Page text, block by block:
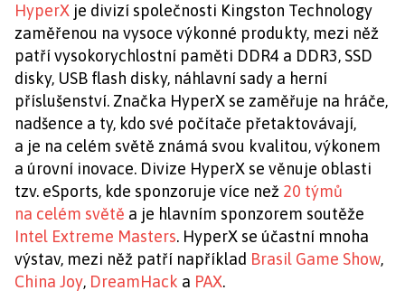
HyperX je divizí společnosti Kingston Technology
zaměřenou na vysoce výkonné produkty, mezi něž
patří vysokorychlostní paměti DDR4 a DDR3, SSD
disky, USB flash disky, náhlavní sady a herní
příslušenství. Značka HyperX se zaměřuje na hráče,
nadšence a ty, kdo své počítače přetaktovávají,
a je na celém světě známá svou kvalitou, výkonem
a úrovní inovace. Divize HyperX se věnuje oblasti
tzv. eSports, kde sponzoruje více než 20 týmů
na celém světě a je hlavním sponzorem soutěže
Intel Extreme Masters. HyperX se účastní mnoha
výstav, mezi něž patří například Brasil Game Show,
China Joy, DreamHack a PAX.